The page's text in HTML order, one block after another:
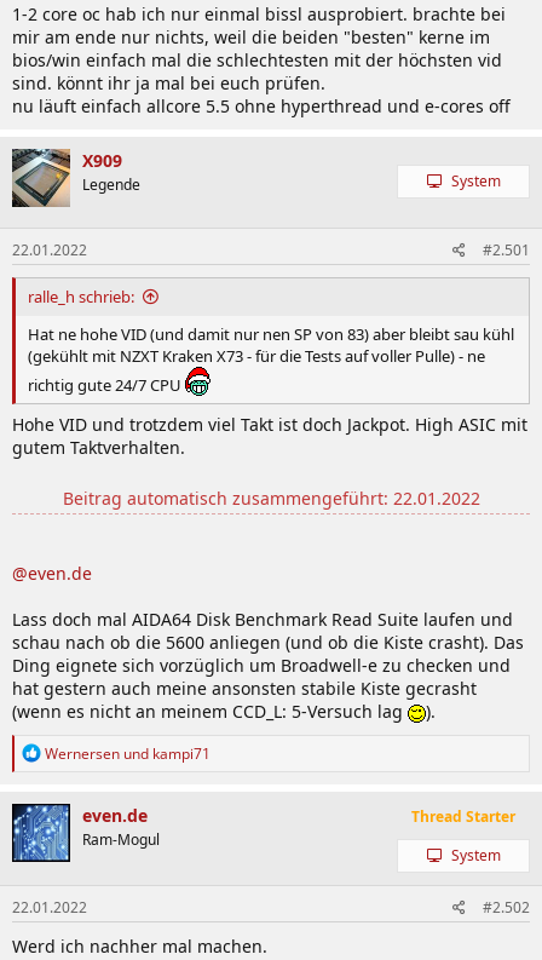
1-2 core oc hab ich nur einmal bissl ausprobiert. brachte bei
mir am ende nur nichts, weil die beiden "besten" kerne im
bios/win einfach mal die schlechtesten mit der höchsten vid
sind. könnt ihr ja mal bei euch prüfen.
nu läuft einfach allcore 5.5 ohne hyperthread und e-cores off
X909
Legende System
22.01.2022 #2.501
ralle_h schrieb:
Hat ne hohe VID (und damit nur nen SP von 83) aber bleibt sau kühl
(gekühlt mit NZXT Kraken X73 - für die Tests auf voller Pulle) - ne
richtig gute 24/7 CPU
Hohe VID und trotzdem viel Takt ist doch Jackpot. High ASIC mit
gutem Taktverhalten.
Beitrag automatisch zusammengeführt: 22.01.2022
@even.de
Lass doch mal AIDA64 Disk Benchmark Read Suite laufen und
schau nach ob die 5600 anliegen (und ob die Kiste crasht). Das
Ding eignete sich vorzüglich um Broadwell-e zu checken und
hat gestern auch meine ansonsten stabile Kiste gecrasht
(wenn es nicht an meinem CCD_L: 5-Versuch lag
).
R
k
t
i
o
n
e
n
:
Wernersen und kampi71
even.de
Ram-Mogul
Thread Starter
System
22.01.2022 #2.502
Werd ich nachher mal machen.